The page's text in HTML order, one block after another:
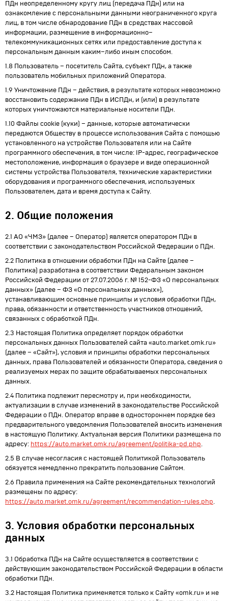
ПДн неопределенному кругу лиц (передача ПДн) или на
ознакомление с персональными данными неограниченного круга
лиц, в том числе обнародование ПДн в средствах массовой
информации, размещение в информационно–
телекоммуникационных сетях или предоставление доступа к
персональным данным каким–либо иным способом.
1.8 Пользователь – посетитель Сайта, субъект ПДн, а также
пользователь мобильных приложений Оператора.
1.9 Уничтожение ПДн – действия, в результате которых невозможно
восстановить содержание ПДн в ИСПДн, и (или) в результате
которых уничтожаются материальные носители ПДн.
1.10 Файлы cookie (куки) – данные, которые автоматически
передаются Обществу в процессе использования Сайта с помощью
установленного на устройстве Пользователя или на Сайте
программного обеспечения, в том числе: IP-адрес, географическое
местоположение, информация о браузере и виде операционной
системы устройства Пользователя, технические характеристики
оборудования и программного обеспечения, используемых
Пользователем, дата и время доступа к Сайту.
2. Общие положения
2.1 АО «ЧМЗ» (далее – Оператор) является оператором ПДн в
соответствии с законодательством Российской Федерации о ПДн.
2.2 Политика в отношении обработки ПДн на Сайте (далее –
Политика) разработана в соответствии Федеральным законом
Российской Федерации от 27.07.2006 г. № 152-ФЗ «О персональных
данных» (далее – ФЗ «О персональных данных»),
устанавливающим основные принципы и условия обработки ПДн,
права, обязанности и ответственность участников отношений,
связанных с обработкой ПДн.
2.3 Настоящая Политика определяет порядок обработки
персональных данных Пользователей сайта «auto.market.omk.ru»
(далее – «Сайт»), условия и принципы обработки персональных
данных, права Пользователей и обязанности Оператора, сведения о
реализуемых мерах по защите обрабатываемых персональных
данных.
2.4 Политика подлежит пересмотру и, при необходимости,
актуализации в случае изменений в законодательстве Российской
Федерации о ПДн. Оператор вправе в одностороннем порядке без
предварительного уведомления Пользователей вносить изменения
в настоящую Политику. Актуальная версия Политики размещена по
адресу: https://auto.market.omk.ru/agreement/politika-pd.php.
2.5 В случае несогласия с настоящей Политикой Пользователь
обязуется немедленно прекратить пользование Сайтом.
2.6 Правила применения на Сайте рекомендательных технологий
размещены по адресу:
https://auto.market.omk.ru/agreement/recommendation-rules.php.
3. Условия обработки персональных
данных
3.1 Обработка ПДн на Сайте осуществляется в соответствии с
действующим законодательством Российской Федерации в области
обработки ПДн.
3.2 Настоящая Политика применяется только к Сайту «omk.ru» и не